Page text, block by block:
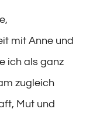
mit Anne und
ich als ganz
zugleich
Mut und